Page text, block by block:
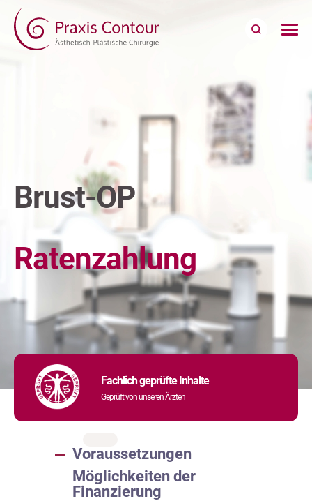
Brust-OP
Ratenzahlung
Fachlich geprüfte Inhalte
Geprüft von unseren Ärzten
Voraussetzungen
Möglichkeiten der
Finanzierung